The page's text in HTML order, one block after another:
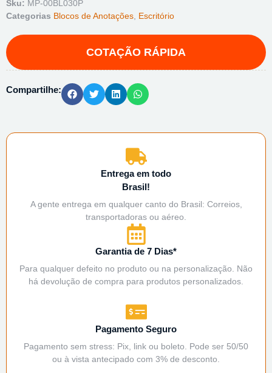
Sku: MP-00BL030P
Categorias Blocos de Anotações Escritório
Compartilhe:
Entrega em todo
Brasil!
A gente entrega em qualquer canto do Brasil: Correios,
transportadoras ou aéreo.
Garantia de 7 Dias*
Para qualquer defeito no produto ou na personalização. Não
há devolução de compra para produtos personalizados.
Pagamento Seguro
Pagamento sem stress: Pix, link ou boleto. Pode ser 50/50
ou à vista antecipado com 3% de desconto.